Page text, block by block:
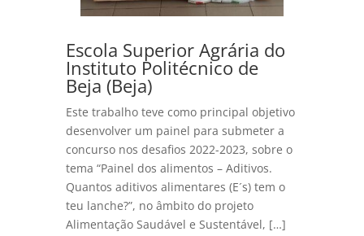
Escola Superior Agrária do
Instituto Politécnico de
Beja (Beja)
Este trabalho teve como principal objetivo
desenvolver um painel para submeter a
concurso nos desafios 2022-2023, sobre o
tema “Painel dos alimentos – Aditivos.
Quantos aditivos alimentares (E´s) tem o
teu lanche?”, no âmbito do projeto
Alimentação Saudável e Sustentável, […]